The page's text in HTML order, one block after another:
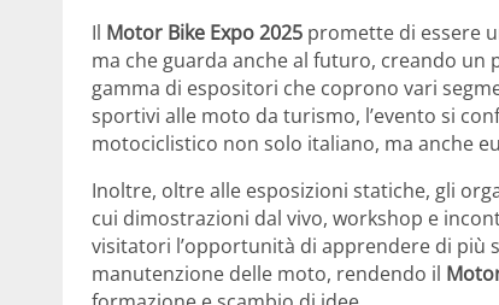
Il Motor Bike Expo 2025 promette di essere
ma che guarda anche al futuro, creando
gamma di espositori che coprono vari
sportivi alle moto da turismo, l’evento si
motociclistico non solo italiano, ma anche
Inoltre, oltre alle esposizioni statiche, gli
cui dimostrazioni dal vivo, workshop e
visitatori l’opportunità di apprendere di più
manutenzione delle moto, rendendo il